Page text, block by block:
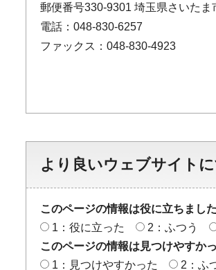
郵便番号330-9301 埼玉県さいた
電話：048-830-6257
ファックス：048-830-4923
より良いウェブサイト
このページの情報は役に立ちまし
1：役に立った
2：ふつう
このページの情報は見つけやすか
1：見つけやすかった
2：ふ